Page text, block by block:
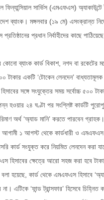
ফিন্যান্সিয়াল সার্ভিস (এমএফএস)
ব্যাংক। মঙ্গলবার (১৯ মে) এসংক্রান্ত
প্রতিষ্ঠানের প্রধান নির্বাহীদের কাছে
কোনো ব্যাংক কার্ড বিকাশ, নগদ বা
টাকার একটি ‘টোকেন লেনদেন’
সঙ্গে সংযুক্তের সময় সর্বোচ্চ ৫০০
হওয়ার ২৪ ঘণ্টা পর সংশ্লিষ্ট কার্ডটি
অর্থ ‘অ্যাড মানি’ করতে পারবেন গ্রাহক।
আগামী ১ আগস্ট থেকে কার্ডধারী ও এমএফএস
কার্ড সংযুক্ত করে নিয়মিত লেনদেন করা
হিসাবের ক্ষেত্রে আরো সহজ করা হবে
বলা হয়েছে, কার্ড থেকে এমএফএস হিসাবে
না। এটিকে ‘ফান্ড ট্রান্সফার’ হিসেবে